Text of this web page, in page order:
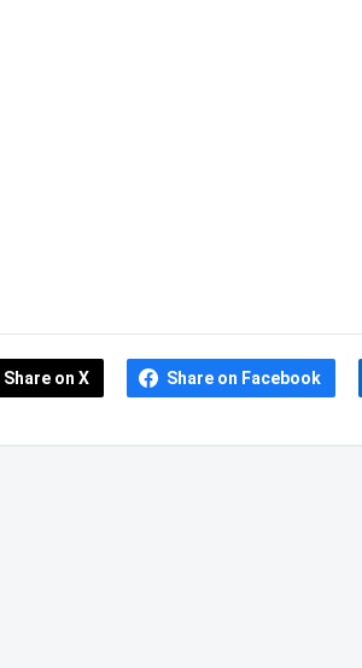
Share on X Share on Facebook